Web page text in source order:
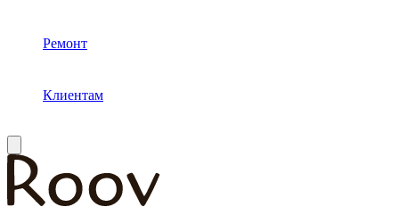
Ремонт
Клиентам